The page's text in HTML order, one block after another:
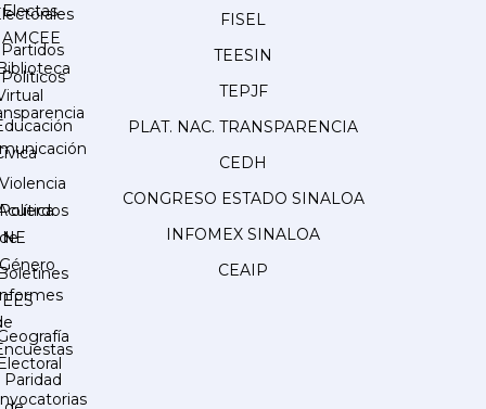
Partidos
Políticos
Electas
AMCEE
Violencia
Política
de
Género
Paridad
FISEL
TEESIN
TEPJF
PLAT. NAC. TRANSPARENCIA
CEDH
CONGRESO ESTADO SINALOA
INFOMEX SINALOA
CEAIP